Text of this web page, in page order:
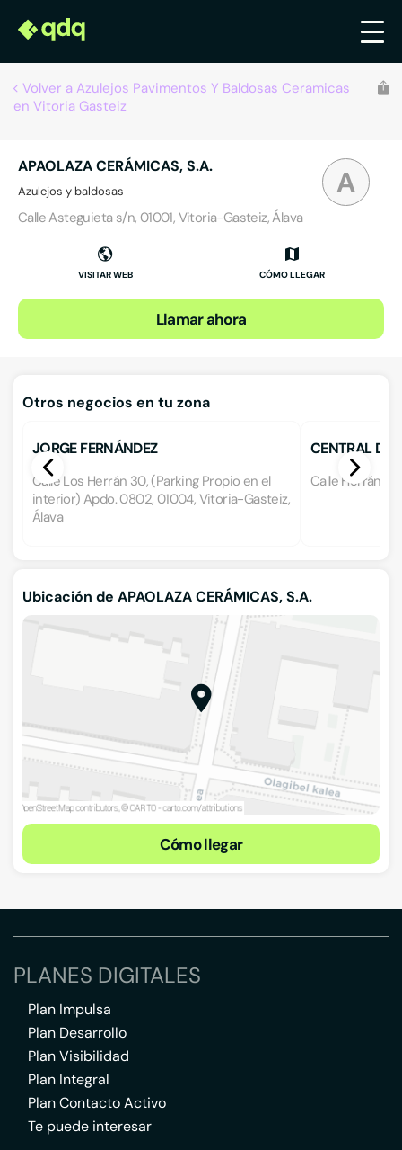
Volver a Azulejos Pavimentos Y Baldosas Ceramicas
en Vitoria Gasteiz
A
APAOLAZA CERÁMICAS, S.A.
Azulejos y baldosas
Calle Asteguieta s/n, 01001, Vitoria-Gasteiz, Álava
VISITAR WEB CÓMO LLEGAR
Llamar ahora
Otros negocios en tu zona
JORGE FERNÁNDEZ
Calle Los Herrán 30, (Parking Propio en el
interior) Apdo. 0802, 01004, Vitoria-Gasteiz,
Álava
CENTRAL DE
Calle Herrán
Ubicación de APAOLAZA CERÁMICAS, S.A.
Cómo llegar
PLANES DIGITALES
Plan Impulsa
Plan Desarrollo
Plan Visibilidad
Plan Integral
Plan Contacto Activo
Te puede interesar